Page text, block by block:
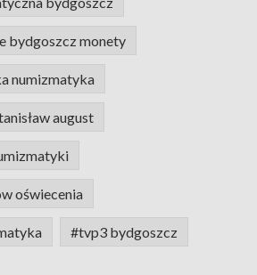
bydgoszcz monety
numizmatyka
august
oświecenia
#tvp3 bydgoszcz